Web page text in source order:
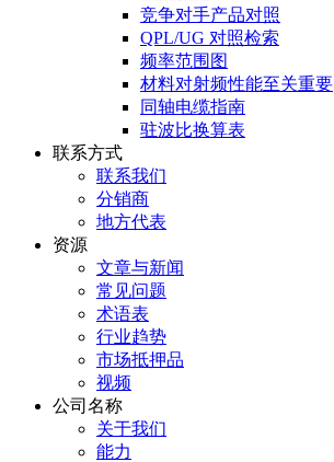
竞争对手产品对照
QPL/UG 对照检索
频率范围图
材料对射频性能至关重要
同轴电缆指南
驻波比换算表
联系方式
联系我们
分销商
地方代表
资源
文章与新闻
常见问题
术语表
行业趋势
市场抵押品
视频
公司名称
关于我们
能力